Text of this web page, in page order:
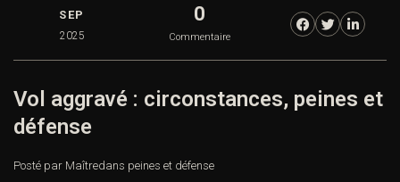
SEP
2025
0
Commentaire
Vol aggravé : circonstances, peines et
défense
Posté par Maîtredans peines et défense